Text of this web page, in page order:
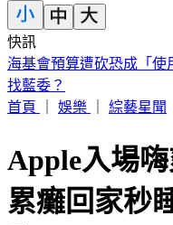
快訊
美中制裁戰波及9月川習
能縮小
首頁
娛樂 綜藝星聞
Apple入場
累癱回家秒